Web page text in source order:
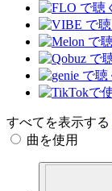
すべてを表示する
曲を使用